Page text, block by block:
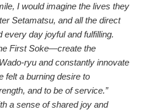
I would imagine the lives they
Setamatsu, and all the direct
day joyful and fulfilling.
First Soke—create the
ryu and constantly innovate
felt a burning desire to
and to be of service.”
a sense of shared joy and